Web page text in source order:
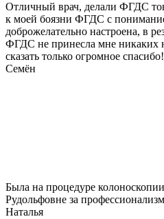
Отличный врач, делали ФГДС
к моей боязни ФГДС с
доброжелательно настроена, в
ФГДС не принесла мне
сказать только огромное спасибо!
Семён
Была на процедуре
Рудольфовне за
Наталья